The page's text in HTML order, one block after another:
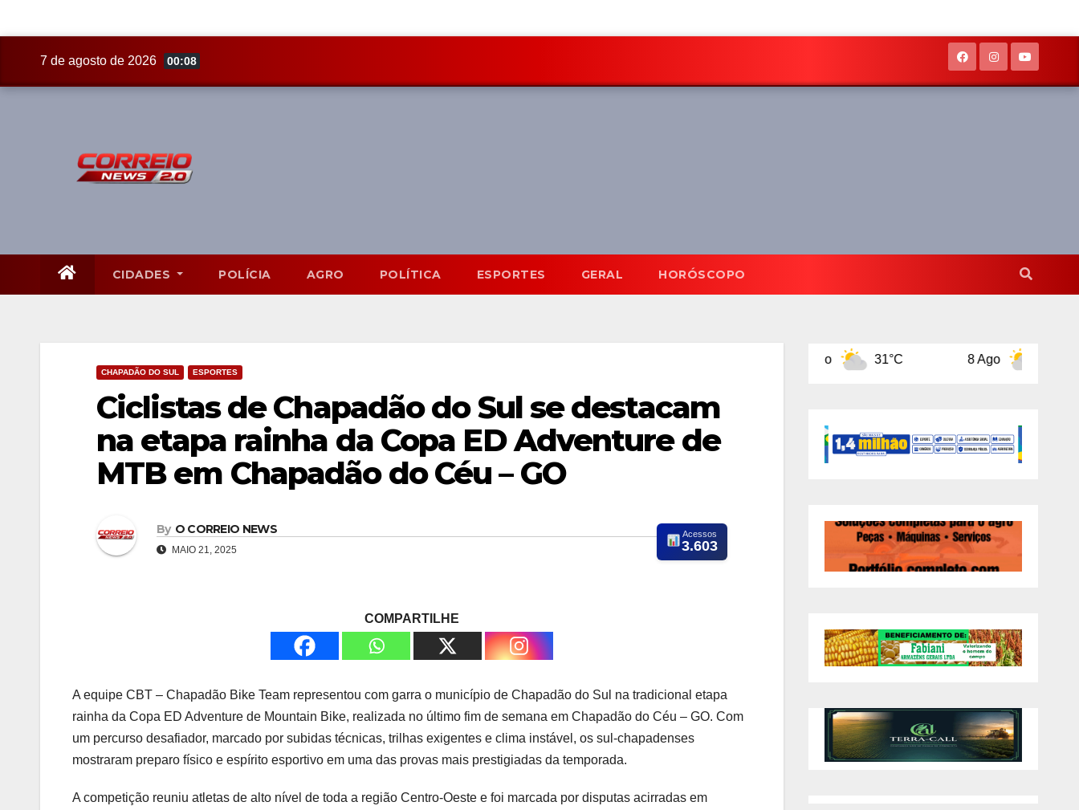
7 de agosto de 2026 00:08
CIDADES POLÍCIA AGRO POLÍTICA ESPORTES GERAL HORÓSCOPO
CHAPADÃO DO SUL ESPORTES
Ciclistas de Chapadão do Sul se destacam
na etapa rainha da Copa ED Adventure de
MTB em Chapadão do Céu – GO
By O CORREIO NEWS
MAIO 21, 2025
Acessos
3.603
COMPARTILHE
A equipe CBT – Chapadão Bike Team representou com garra o município de Chapadão do Sul na tradicional etapa
rainha da Copa ED Adventure de Mountain Bike, realizada no último fim de semana em Chapadão do Céu – GO. Com
um percurso desafiador, marcado por subidas técnicas, trilhas exigentes e clima instável, os sul-chapadenses
mostraram preparo físico e espírito esportivo em uma das provas mais prestigiadas da temporada.
A competição reuniu atletas de alto nível de toda a região Centro-Oeste e foi marcada por disputas acirradas em
31°C 31°C